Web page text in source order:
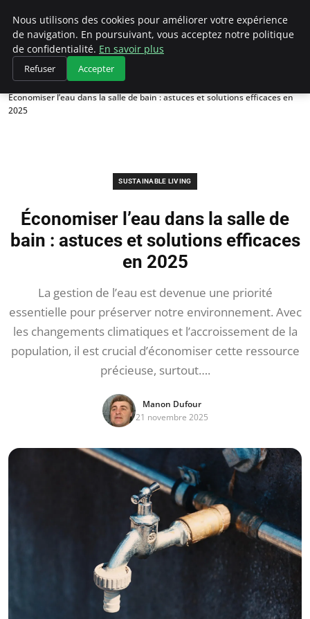
Climategatecountryclub.com
Accueil
Sustainable Living
Économiser l’eau dans la salle de bain : astuces et solutions efficaces en
2025
SUSTAINABLE LIVING
Économiser l’eau dans la salle de
bain : astuces et solutions efficaces
en 2025
La gestion de l’eau est devenue une priorité
essentielle pour préserver notre environnement. Avec
les changements climatiques et l’accroissement de la
population, il est crucial d’économiser cette ressource
précieuse, surtout….
Manon Dufour
21 novembre 2025
Nous utilisons des cookies pour améliorer votre expérience
de navigation. En poursuivant, vous acceptez notre politique
de confidentialité. En savoir plus
Refuser Accepter